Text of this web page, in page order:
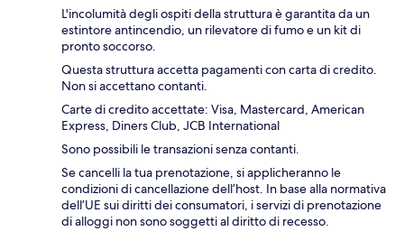
L'incolumità degli ospiti della struttura è garantita da un
estintore antincendio, un rilevatore di fumo e un kit di
pronto soccorso.
Questa struttura accetta pagamenti con carta di credito.
Non si accettano contanti.
Carte di credito accettate: Visa, Mastercard, American
Express, Diners Club, JCB International
Sono possibili le transazioni senza contanti.
Se cancelli la tua prenotazione, si applicheranno le
condizioni di cancellazione dell’host. In base alla normativa
dell’UE sui diritti dei consumatori, i servizi di prenotazione
di alloggi non sono soggetti al diritto di recesso.